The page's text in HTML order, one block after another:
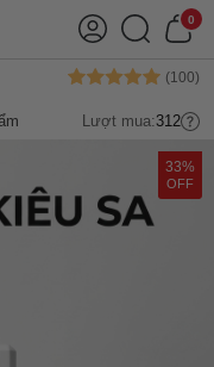
0
Lượt mua:312
33%
OFF